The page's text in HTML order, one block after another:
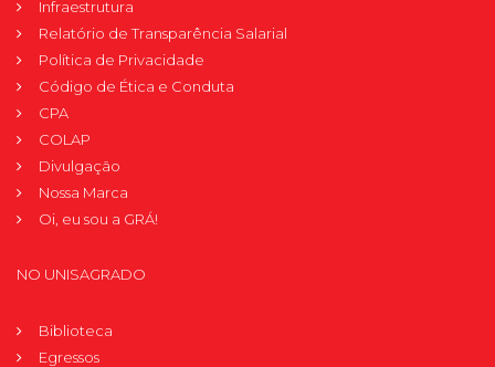
Infraestrutura
Relatório de Transparência Salarial
Política de Privacidade
Código de Ética e Conduta
CPA
COLAP
Divulgação
Nossa Marca
Oi, eu sou a GRÁ!
NO UNISAGRADO
Biblioteca
Egressos